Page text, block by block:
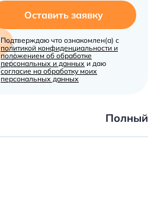
Оставить заявку
Подтверждаю что ознакомлен(а) с
политикой конфиденциальности и
положением об обработке
персональных и данных и даю
согласие на обработку моих
персональных данных
Полный